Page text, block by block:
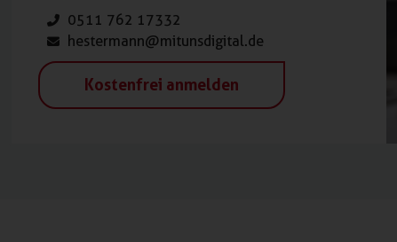
0511 762 17332
hestermann@mitunsdigital.de
Kostenfrei anmelden